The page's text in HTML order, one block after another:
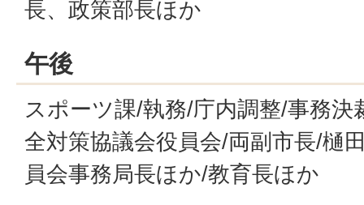
長、政策部長ほか
午後
スポーツ課/執務/庁内調整/事務決
全対策協議会役員会/両副市長/樋
員会事務局長ほか/教育長ほか